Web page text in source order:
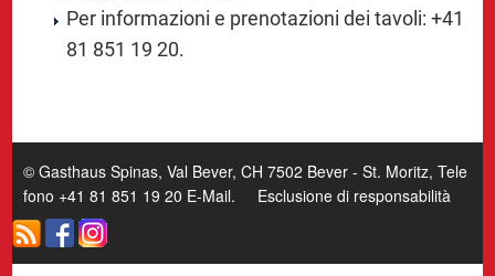
Per informazioni e prenotazioni dei tavoli: +41
81 851 19 20.
© Gasthaus Spinas, Val Bever, CH 7502 Bever - St. Moritz, Tele
fono +41 81 851 19 20 E-Mail. Esclusione di responsabilità